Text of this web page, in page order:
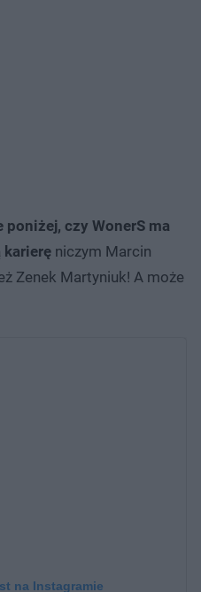
czy WonerS ma
karierę niczym Marcin
Zenek Martyniuk! A może
na Instagramie